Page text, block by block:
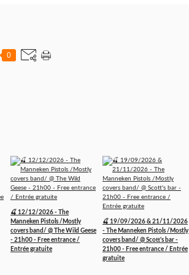
0
🍒 12/12/2026 - The
Manneken Pistols /Mostly
covers band/ @ The Wild Geese
- 21h00 - Free entrance /
Entrée gratuite
🍒 19/09/2026 & 21/11/2026
- The Manneken Pistols /Mostly
covers band/ @ Scott's bar -
21h00 - Free entrance / Entrée
gratuite